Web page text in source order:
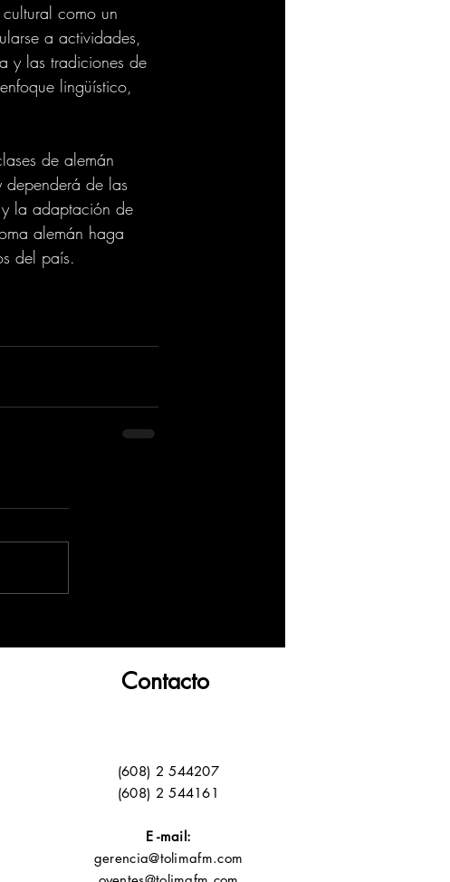
como un
a actividades,
y las tradiciones de
lingüístico,
de alemán
de las
la adaptación de
alemán haga
del país.
Contacto
(608) 2 544207
(608) 2 544161
E -mail:
gerencia@tolimafm.com